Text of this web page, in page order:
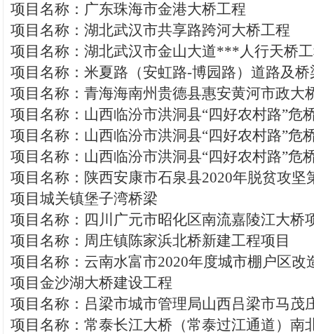
项目名称：广东珠海市金港大桥工程
项目名称：湖北武汉市共享路跨河大桥工程
项目名称：湖北武汉市金山大道***人行天桥
项目名称：米夏路（安虹路-博园路）道路及
项目名称：青海海南州贵德县惠安黄河市政大
项目名称：山西临汾市洪洞县“四好农村路”危
项目名称：山西临汾市洪洞县“四好农村路”危
项目名称：山西临汾市洪洞县“四好农村路”危
项目名称：陕西安康市石泉县2020年脱贫攻坚
项目城关镇堡子湾桥梁
项目名称：四川广元市昭化区南流嘉陵江大桥
项目名称：周庄镇陈家浜北桥新建工程项目
项目名称：云南水富市2020年度城市棚户区改
项目金沙湖大桥建设工程
项目名称：吕梁市城市管理局山西吕梁市马茂
项目名称：常泰长江大桥（常泰过江通道）南